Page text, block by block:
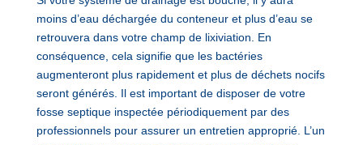
moins d’eau déchargée du conteneur et plus d’eau se
retrouvera dans votre champ de lixiviation. En
conséquence, cela signifie que les bactéries
augmenteront plus rapidement et plus de déchets nocifs
seront générés. Il est important de disposer de votre
fosse septique inspectée périodiquement par des
professionnels pour assurer un entretien approprié. L’un